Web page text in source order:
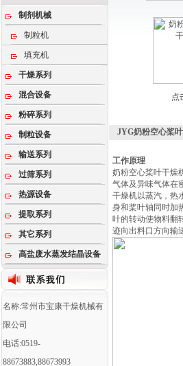
制剂机械
制粒机
填充机
干燥系列
混合设备
粉碎系列
制粒设备
输送系列
过筛系列
热源设备
提取系列
其它系列
高盐废水蒸发结晶设备
名称:常州市宝康干燥机械有
限公司
电话:0519-
88673883,88673993
点
JYG奶粉空心桨
工作原理
奶粉空心桨叶干燥
气体及异味气体在
干燥机以蒸汽，热
身和桨叶轴同时加
叶的转动使物料翻
迹向出料口方向输